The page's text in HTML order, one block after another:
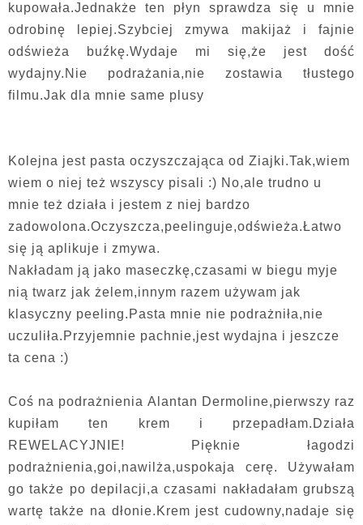
kupowała.Jednakże ten płyn sprawdza się u mnie
odrobinę lepiej.Szybciej zmywa makijaż i fajnie
odświeża buźkę.Wydaje mi się,że jest dość
wydajny.Nie podrażania,nie zostawia tłustego
filmu.Jak dla mnie same plusy
Kolejna jest pasta oczyszczająca od Ziajki.Tak,wiem
wiem o niej też wszyscy pisali :) No,ale trudno u
mnie też działa i jestem z niej bardzo
zadowolona.Oczyszcza,peelinguje,odświeża.Łatwo
się ją aplikuje i zmywa.
Nakładam ją jako maseczkę,czasami w biegu myje
nią twarz jak żelem,innym razem używam jak
klasyczny peeling.Pasta mnie nie podrażniła,nie
uczuliła.Przyjemnie pachnie,jest wydajna i jeszcze
ta cena :)
Coś na podrażnienia Alantan Dermoline,pierwszy raz
kupiłam ten krem i przepadłam.Działa
REWELACYJNIE! Pięknie łagodzi
podrażnienia,goi,nawilża,uspokaja cerę. Używałam
go także po depilacji,a czasami nakładałam grubszą
wartę także na dłonie.Krem jest cudowny,nadaje się